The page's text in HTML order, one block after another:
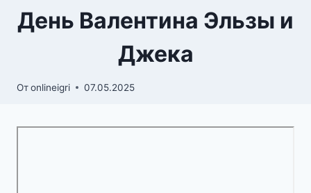
День Валентина Эльзы и
Джека
Отonlineigri 07.05.2025